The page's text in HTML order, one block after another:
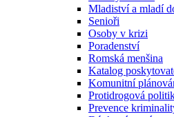
Mladiství a mladí
Senioři
Osoby v krizi
Poradenství
Romská menšina
Katalog
Komunitní
Protidrogová
Prevence